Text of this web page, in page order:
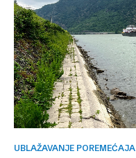
UBLAŽAVANJE POREMEĆAJA